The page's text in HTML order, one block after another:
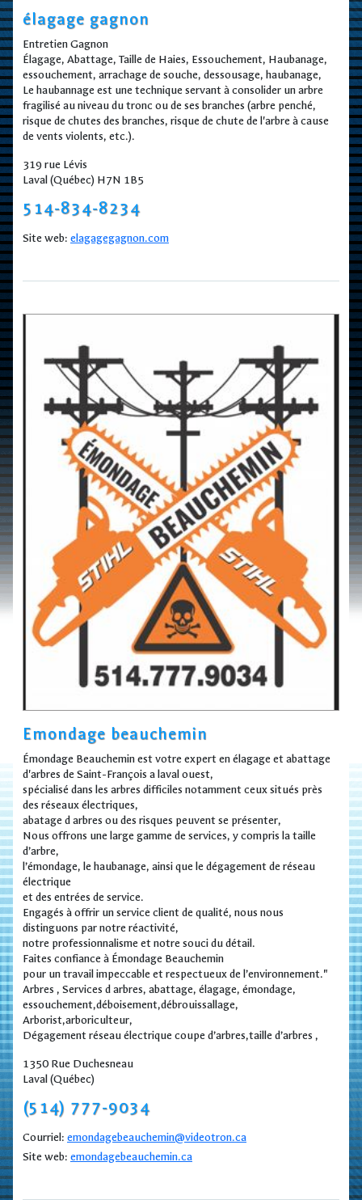
élagage gagnon
Entretien Gagnon
Élagage, Abattage, Taille de Haies, Essouchement, Haubanage,
essouchement, arrachage de souche, dessousage, haubanage,
Le haubannage est une technique servant à consolider un arbre
fragilisé au niveau du tronc ou de ses branches (arbre penché,
risque de chutes des branches, risque de chute de l'arbre à cause
de vents violents, etc.).
319 rue Lévis
Laval (Québec) H7N 1B5
514-834-8234
Site web: elagagegagnon.com
Emondage beauchemin
Émondage Beauchemin est votre expert en élagage et abattage
d'arbres de Saint-François a laval ouest,
spécialisé dans les arbres difficiles notamment ceux situés près
des réseaux électriques,
abatage d arbres ou des risques peuvent se présenter,
Nous offrons une large gamme de services, y compris la taille
d’arbre,
l’émondage, le haubanage, ainsi que le dégagement de réseau
électrique
et des entrées de service.
Engagés à offrir un service client de qualité, nous nous
distinguons par notre réactivité,
notre professionnalisme et notre souci du détail.
Faites confiance à Émondage Beauchemin
pour un travail impeccable et respectueux de l’environnement."
Arbres , Services d arbres, abattage, élagage, émondage,
essouchement,déboisement,débrouissallage,
Arborist,arboriculteur,
Dégagement réseau électrique coupe d’arbres,taille d’arbres ,
1350 Rue Duchesneau
Laval (Québec)
(514) 777-9034
Courriel: emondagebeauchemin@videotron.ca
Site web: emondagebeauchemin.ca